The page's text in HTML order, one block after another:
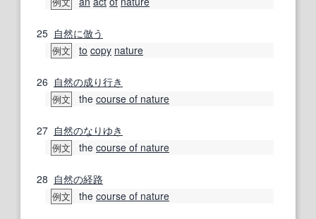
25 自然に倣う
例文 to copy nature
26 自然の成り行き
例文 the course of nature
27 自然のなりゆき
例文 the course of nature
28 自然の経路
例文 the course of nature